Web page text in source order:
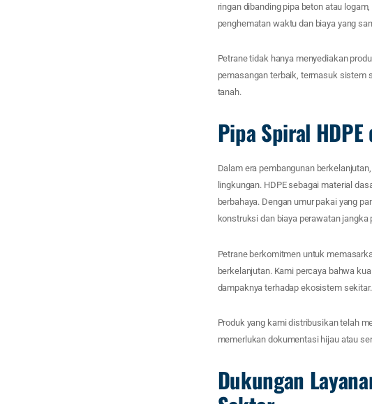
ringan dibanding pipa beton atau
penghematan waktu dan biaya yang
Petrane tidak hanya menyediakan
pemasangan terbaik, termasuk sistem
tanah.
Pipa Spiral
Dalam era pembangunan
lingkungan. HDPE sebagai material
berbahaya. Dengan umur pakai yang
konstruksi dan biaya perawatan jangka
Petrane berkomitmen untuk
berkelanjutan. Kami percaya bahwa
dampaknya terhadap ekosistem sekitar.
Produk yang kami distribusikan telah
memerlukan dokumentasi hijau atau
Dukungan